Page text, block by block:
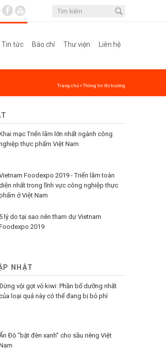
Tin tức Báo chí Thư viện Liên hệ
Trang chủ»Thông tin thị trường
mạc Triển lãm lớn nhất ngành công
thực phẩm Việt Nam
Foodexpo 2019 - Triển lãm toàn
nhất trong lĩnh vực công nghiệp thực
ở Việt Nam
5 lý do tại sao nên tham dự Vietnam
2019
NHẬT
vội gọt vỏ kiwi: Phần bổ dưỡng nhất
loại quả này có thể đang bị bỏ phí
Độ “bật đèn xanh” cho sầu riêng Việt